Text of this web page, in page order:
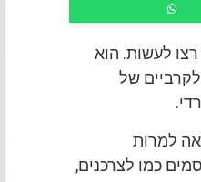
לעשות. הוא
של
למרות
כמו לצרכנים,